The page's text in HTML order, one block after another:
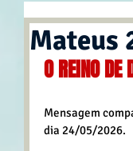
Mateus
O REINO DE
Mensagem
dia 24/05/2026.